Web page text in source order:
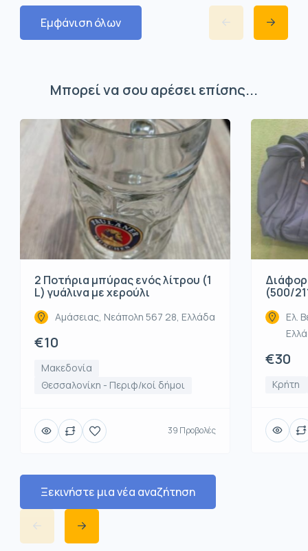
Εμφάνιση όλων
Μπορεί να σου αρέσει επίσης...
2 Ποτήρια μπύρας ενός λίτρου (1
L) γυάλινα με χερούλι
Αμάσειας, Νεάπολη 567 28, Ελλάδα
€10
Μακεδονία
Θεσσαλονίκη - Περιφ/κοί δήμοι
39 Προβολές
(500/
Ελ.
€30
Κρήτη
Ξεκινήστε μια νέα αναζήτηση